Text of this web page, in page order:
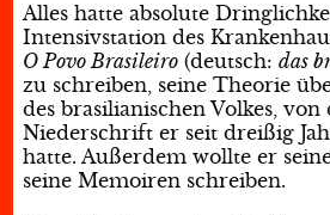
Alles hatte absolute
Intensivstation des
O Povo Brasileiro (deutsch:das
zu schreiben, seine Theorie
des brasilianischen Volkes, von
Niederschrift er seit dreißig
hatte. Außerdem wollte er
seine Memoiren schreiben.